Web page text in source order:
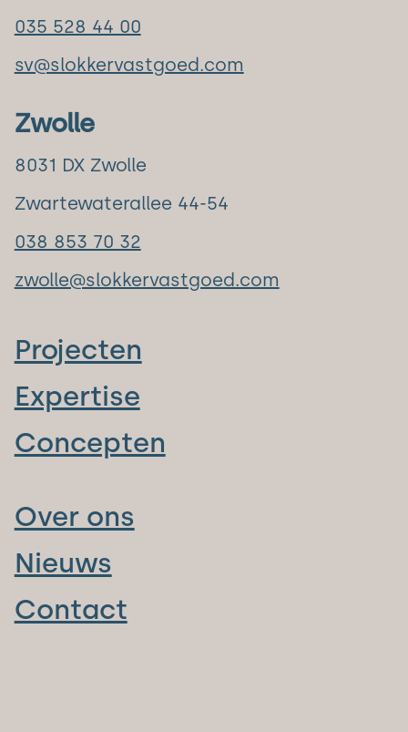
035 528 44 00
sv@slokkervastgoed.com
Zwolle
8031 DX Zwolle
Zwartewaterallee 44-54
038 853 70 32
zwolle@slokkervastgoed.com
Projecten
Expertise
Concepten
Over ons
Nieuws
Contact